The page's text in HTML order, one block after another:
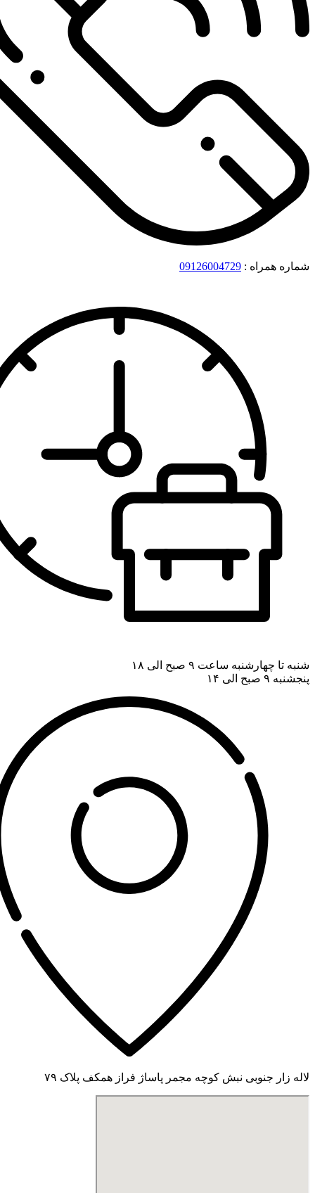
شماره همراه : 09126004729
شنبه تا چهارشنبه ساعت ۹ صبح الی ۱۸
پنجشنبه ۹ صبح الی ۱۴
لاله زار جنوبی نبش کوچه مجمر پاساژ فراز همکف پلاک ۷۹